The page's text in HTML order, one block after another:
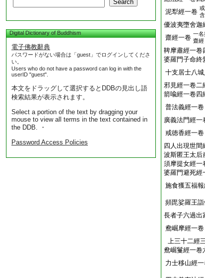
Search
Digital Dictionary of Buddhism
電子佛教辭典
パスワードがない場合は「guest」でログインしてくださ
い。
Users who do not have a password can log in with the
userID "guest".
本文をドラッグして選択するとDDBの見出し語
検索結果が表示されます。
Select a portion of the text by dragging your
mouse to view all terms in the text contained in
the DDB. ・
Password Access Policies
泥犁經一卷
優波夷墮舍迦
齋經一卷 一名
齋經
鞞摩肅經一卷
婆羅門子命終
十支居士八
邪見經一卷二
箭喩經一卷四
普法義經一卷
廣義法門經一
戒徳香經一卷
四人出現世間
波斯匿王太后
須摩提女經一
婆羅門避死經
施食獲五福
頻毘娑羅王
長者子六過出
鴦崛摩經一卷
上三十二經
鴦崛鬘經一卷
力士移山經